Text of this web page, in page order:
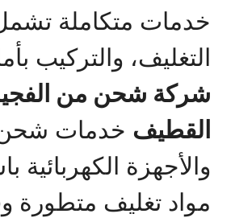
خدمات متكاملة
التغليف، والتركيب
شركة شحن من
القطيف خدمات شحن
والأجهزة الكهربائية
مواد تغليف متطورة